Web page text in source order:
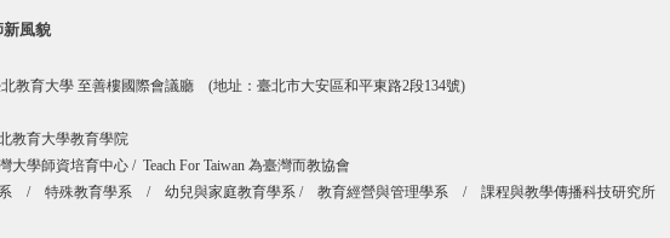
新風貌
教育大學 至善樓國際會議廳 (地址：臺北市大安區和平東路2段134號)
教育大學教育學院
大學師資培育中心 / Teach For Taiwan 為臺灣而教協會
系 / 特殊教育學系 / 幼兒與家庭教育學系 / 教育經營與管理學系 / 課程與教學傳播科技研究所